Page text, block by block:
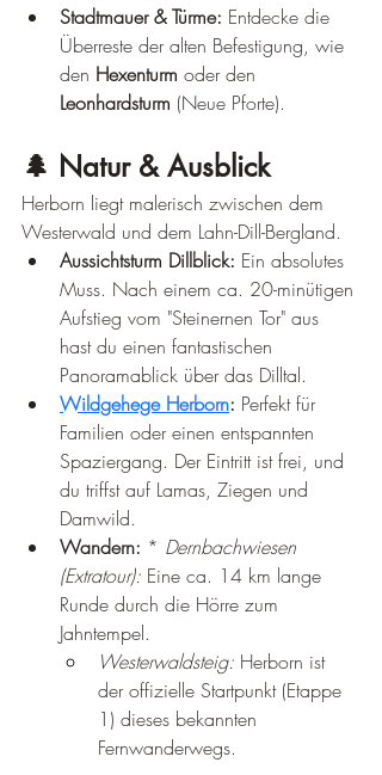
Stadtmauer & Türme: Entdecke die
Überreste der alten Befestigung, wie
den Hexenturm oder den
Leonhardsturm (Neue Pforte).
🌲 Natur & Ausblick
Herborn liegt malerisch zwischen dem
Westerwald und dem Lahn-Dill-Bergland.
Aussichtsturm Dillblick: Ein absolutes
Muss. Nach einem ca. 20-minütigen
Aufstieg vom "Steinernen Tor" aus
hast du einen fantastischen
Panoramablick über das Dilltal.
Wildgehege Herborn: Perfekt für
Familien oder einen entspannten
Spaziergang. Der Eintritt ist frei, und
du triffst auf Lamas, Ziegen und
Damwild.
Wandern: * Dernbachwiesen
(Extratour): Eine ca. 14 km lange
Runde durch die Hörre zum
Jahntempel.
Westerwaldsteig: Herborn ist
der offizielle Startpunkt (Etappe
1) dieses bekannten
Fernwanderwegs.